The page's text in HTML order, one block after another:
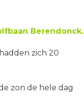
Berendonck.
zich 20
zon de hele dag